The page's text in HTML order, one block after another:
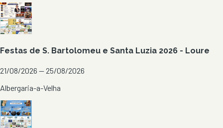
Festas de S. Bartolomeu e Santa Luzia 2026 - Loure
21/08/2026 — 25/08/2026
Albergaria-a-Velha